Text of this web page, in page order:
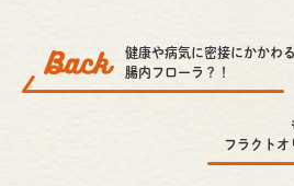
健康や病気に密接にかかわる
腸内フローラ？！
フラクトオ